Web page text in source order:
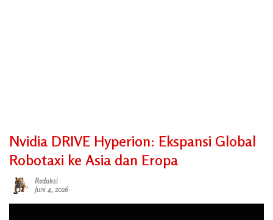
Nvidia DRIVE Hyperion: Ekspansi Global
Robotaxi ke Asia dan Eropa
Redaksi
Juni 4, 2026